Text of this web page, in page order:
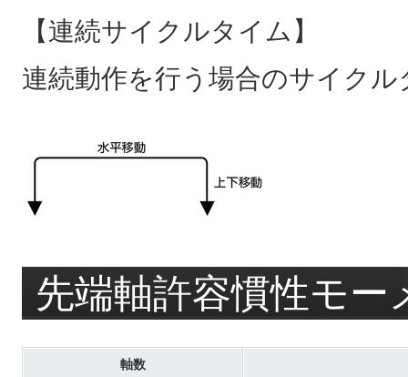
【連続サイクルタイム】
連続動作を行う場合のサイク
先端軸許容慣性モー
軸数